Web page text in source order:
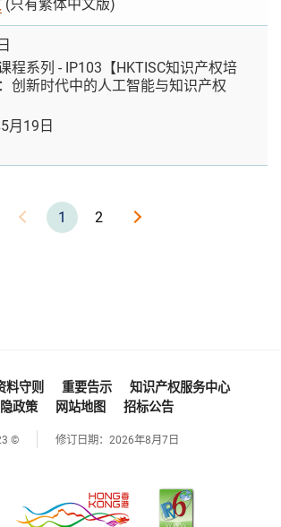
(只有繁体中文版)
程系列 - IP103【HKTISC知识产权培
创新时代中的人工智能与知识产权
月19日
1 2
料守则 重要告示
知识产权服务中心
政策
网站地图 招标公告
© 修订日期： 2026年8月7日